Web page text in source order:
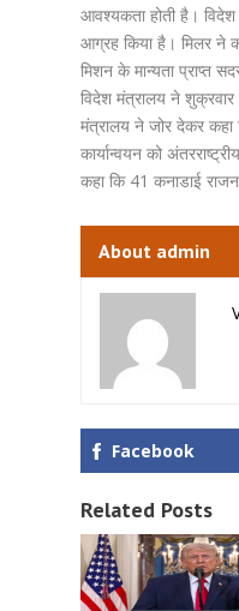
आवश्यकता होती है।
आग्रह किया है। मिलर ने
मिशन के मान्यता प्राप्त
विदेश मंत्रालय ने
मंत्रालय ने जोर देकर कहा
कार्यान्वयन को
कहा कि 41 कनाडाई
About admin
Facebook
Related Posts